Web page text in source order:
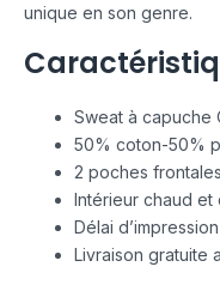
unique en son genre.
Sweat à capuche
50% coton-50%
2 poches frontales
Intérieur chaud et
Délai
Livraison gratuite